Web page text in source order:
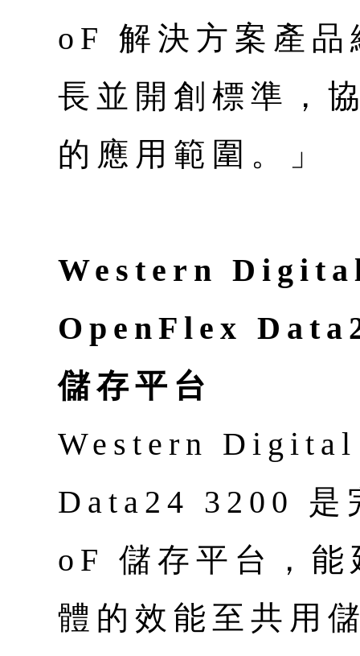
oF 解決方案產
長並開創標準，
的應用範圍。」
Western Digital
OpenFlex
儲存平台
Western
Data24 3200 是
oF 儲存平台，
體的效能至共用